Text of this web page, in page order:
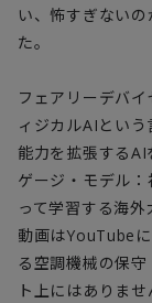
い、怖すぎない
た。
フェアリーデバ
ィジカルAI とい
能力を拡張するAI
ゲージ・モデル
って学習する海
動画はYouTube
る空調機械の保守
ト上にはありま